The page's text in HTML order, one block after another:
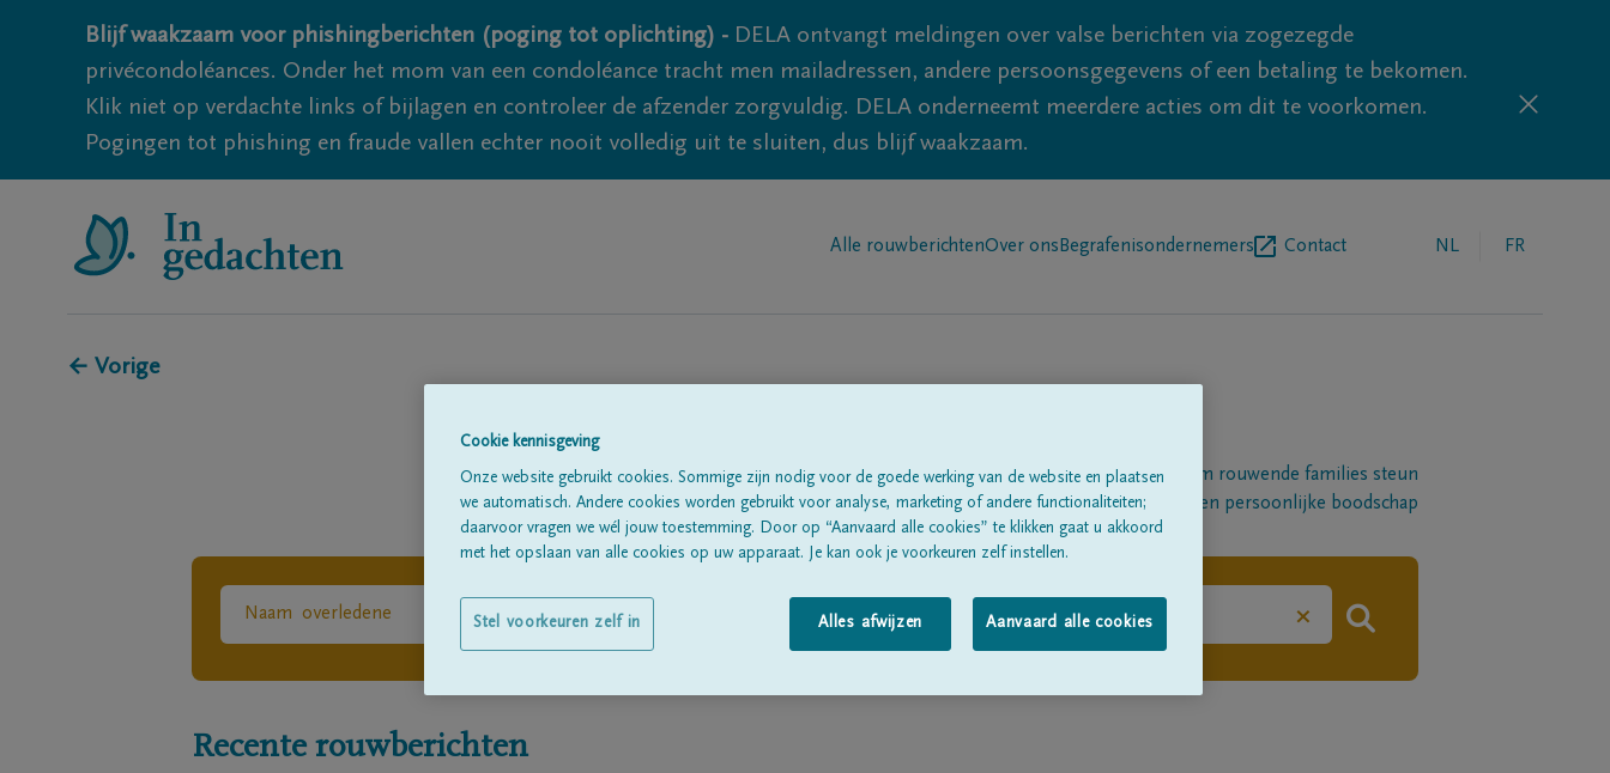
Blijf waakzaam voor phishingberichten (poging tot oplichting) - DELA ontvangt meldingen over valse berichten via zogezegde
privécondoléances. Onder het mom van een condoléance tracht men mailadressen, andere persoonsgegevens of een betaling te bekomen.
Klik niet op verdachte links of bijlagen en controleer de afzender zorgvuldig. DELA onderneemt meerdere acties om dit te voorkomen.
Pogingen tot phishing en fraude vallen echter nooit volledig uit te sluiten, dus blijf waakzaam.
Alle rouwberichtenOver ons Begrafenisondernemers Contact NL FR
← Vorige
Een platform om rouwende families steun
te betuigen met een persoonlijke boodschap
×
Recente rouwberichten
Cookie kennisgeving
Onze website gebruikt cookies. Sommige zijn nodig voor de goede werking van de website en plaatsen
we automatisch. Andere cookies worden gebruikt voor analyse, marketing of andere functionaliteiten;
daarvoor vragen we wél jouw toestemming. Door op “Aanvaard alle cookies” te klikken gaat u akkoord
met het opslaan van alle cookies op uw apparaat. Je kan ook je voorkeuren zelf instellen.
Alles afwijzen Aanvaard alle cookies
Stel voorkeuren zelf in